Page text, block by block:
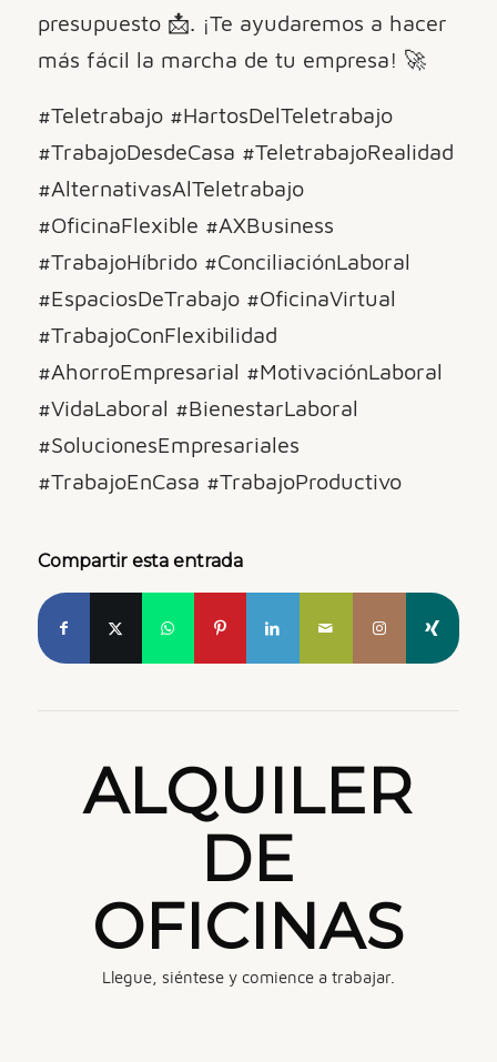
presupuesto 📩. ¡Te ayudaremos a hacer
más fácil la marcha de tu empresa! 🚀
#Teletrabajo #HartosDelTeletrabajo
#TrabajoDesdeCasa #TeletrabajoRealidad
#AlternativasAlTeletrabajo
#OficinaFlexible #AXBusiness
#TrabajoHíbrido #ConciliaciónLaboral
#EspaciosDeTrabajo #OficinaVirtual
#TrabajoConFlexibilidad
#AhorroEmpresarial #MotivaciónLaboral
#VidaLaboral #BienestarLaboral
#SolucionesEmpresariales
#TrabajoEnCasa #TrabajoProductivo
Compartir esta entrada
ALQUILER
DE
OFICINAS
Llegue, siéntese y comience a trabajar.